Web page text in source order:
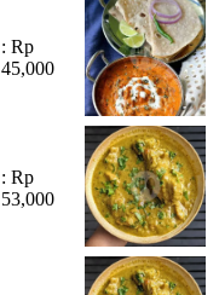
: Rp
45,000
: Rp
53,000